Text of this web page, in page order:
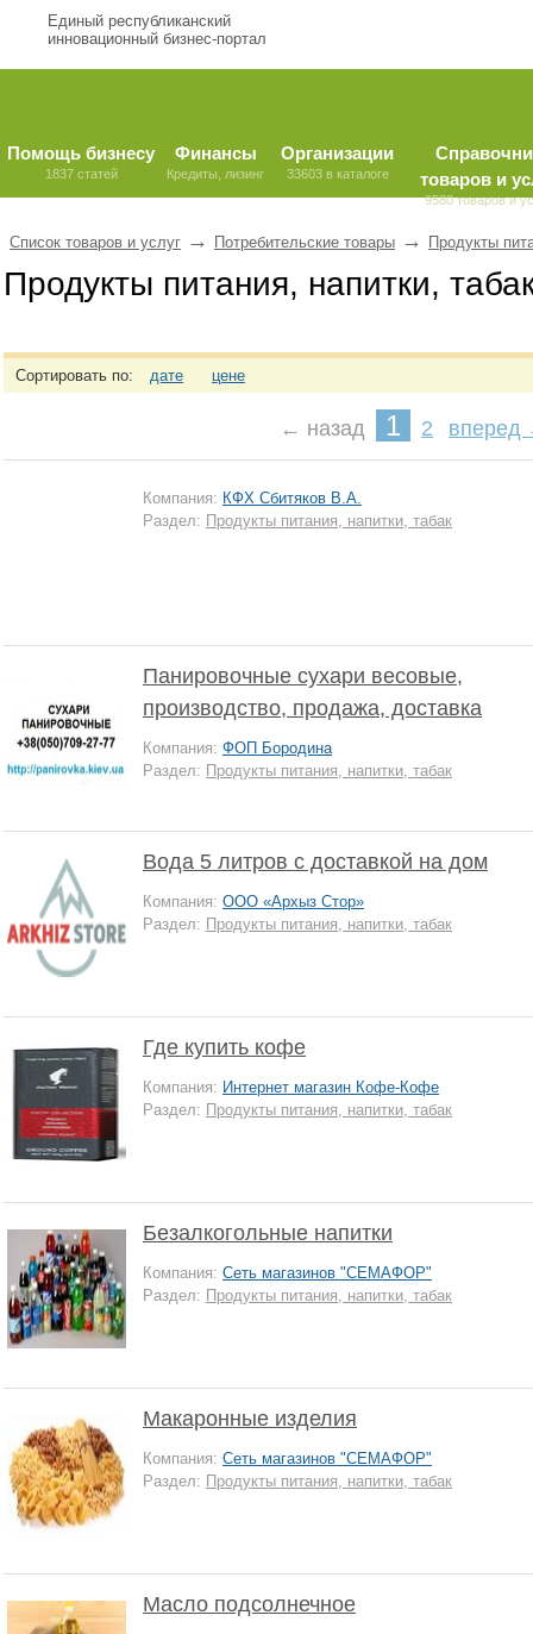
Единый республиканский
инновационный бизнес-портал
Помощь бизнесу
1837 статей
Финансы
Кредиты, лизинг
Организации
33603 в каталоге
товаров и
9580 товаров и
Список товаров и услуг → Потребительские товары → Продукты
Продукты питания, напитки,
Сортировать по: дате цене
← назад 1 2 вперед
Компания: КФХ Сбитяков В.А.
Раздел: Продукты питания, напитки, табак
Панировочные сухари весовые,
производство, продажа, доставка
Компания: ФОП Бородина
Раздел: Продукты питания, напитки, табак
Вода 5 литров с доставкой на дом
Компания: ООО «Архыз Стор»
Раздел: Продукты питания, напитки, табак
Где купить кофе
Компания: Интернет магазин Кофе-Кофе
Раздел: Продукты питания, напитки, табак
Безалкогольные напитки
Компания: Сеть магазинов "СЕМАФОР"
Раздел: Продукты питания, напитки, табак
Макаронные изделия
Компания: Сеть магазинов "СЕМАФОР"
Раздел: Продукты питания, напитки, табак
Масло подсолнечное